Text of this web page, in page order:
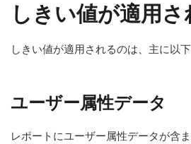
しきい値が適用
しきい値が適用されるのは、主に以
ユーザー属性データ
レポートにユーザー属性データが含